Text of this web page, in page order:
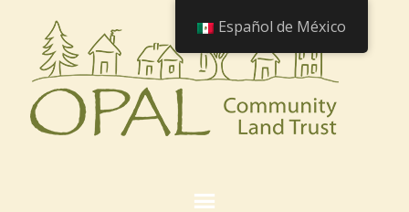
Español de México